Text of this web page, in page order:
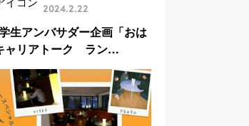
2024.2.22
生アンバサダー企画「おは
ャリアトーク ラン…